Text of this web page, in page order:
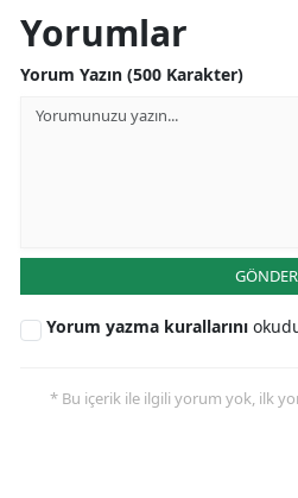
Yorumlar
Yorum Yazın (500 Karakter)
GÖNDER
Yorum yazma kurallarını
* Bu içerik ile ilgili yorum yok, ilk